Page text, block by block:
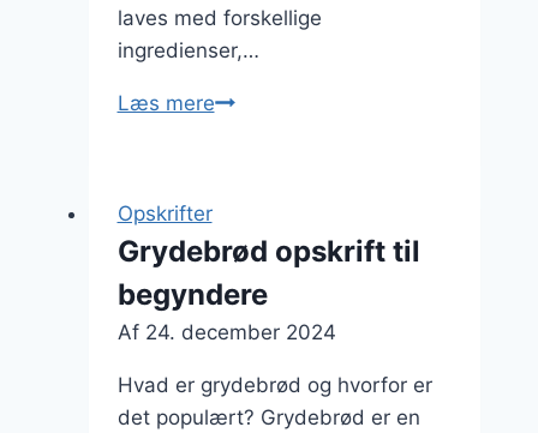
laves med forskellige
ingredienser,…
Læs mereGrydebrød
det
blødt
og
Opskrifter
Grydebrød opskrift til
begyndere
Af 24. december 2024
Hvad er grydebrød og hvorfor er
det populært? Grydebrød er en